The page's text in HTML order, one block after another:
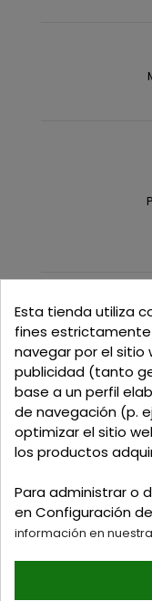
C/
Talavera
Email:
Esta tienda utiliza
fines
navegar por el sitio
publicidad (tanto
base a un perfil
de navegación (p.
optimizar el sitio
los productos
Para administrar o
en Configuración
información en